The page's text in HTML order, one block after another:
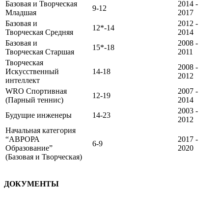
Базовая и Творческая
Младшая
9-12
2014 -
2017
Базовая и
Творческая Средняя
12*-14
2012 -
2014
Базовая и
Творческая Старшая
15*-18
2008 -
2011
Творческая
Искусственный
интеллект
14-18
2008 -
2012
WRO Спортивная
(Парный теннис)
12-19
2007 -
2014
Будущие инженеры
14-23
2003 -
2012
Начальная категория
“АВРОРА
Образование”
(Базовая и Творческая)
6-9
2017 -
2020
ДОКУМЕНТЫ